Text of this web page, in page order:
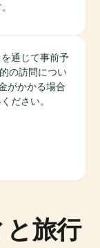
通じて事前予
の訪問につい
がかかる場合
ださい。
旅行